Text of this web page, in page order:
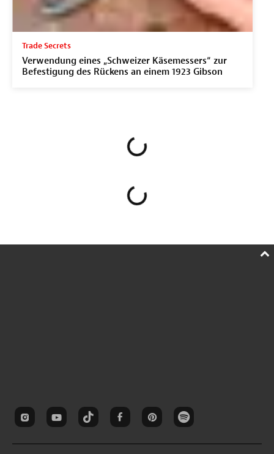
Trade Secrets
Verwendung eines „Schweizer Käsemessers“ zur
Befestigung des Rückens an einem 1923 Gibson